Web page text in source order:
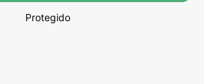
Protegido